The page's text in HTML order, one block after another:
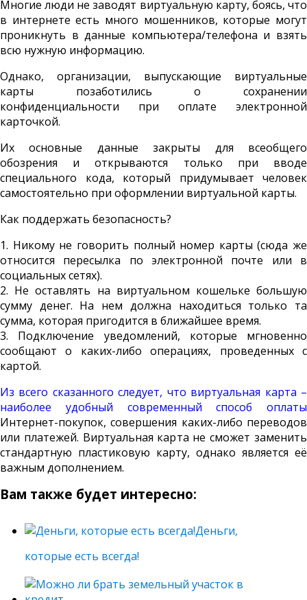
Многие люди не заводят виртуальную карту, боясь, что
в интернете есть много мошенников, которые могут
проникнуть в данные компьютера/телефона и взять
всю нужную информацию.
Однако, организации, выпускающие виртуальные
карты позаботились о сохранении
конфиденциальности при оплате электронной
карточкой.
Их основные данные закрыты для всеобщего
обозрения и открываются только при вводе
специального кода, который придумывает человек
самостоятельно при оформлении виртуальной карты.
Как поддержать безопасность?
1. Никому не говорить полный номер карты (сюда же
относится пересылка по электронной почте или в
социальных сетях).
2. Не оставлять на виртуальном кошельке большую
сумму денег. На нем должна находиться только та
сумма, которая пригодится в ближайшее время.
3. Подключение уведомлений, которые мгновенно
сообщают о каких-либо операциях, проведенных с
картой.
Из всего сказанного следует, что виртуальная карта –
наиболее удобный современный способ оплаты
Интернет-покупок, совершения каких-либо переводов
или платежей. Виртуальная карта не сможет заменить
стандартную пластиковую карту, однако является её
важным дополнением.
Вам также будет интересно:
Деньги,
которые есть всегда!